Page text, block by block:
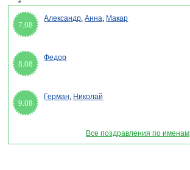
7.08
Александр,Анна, Макар
8.08
Федор
9.08
Герман, Николай
Все поздравления по именам